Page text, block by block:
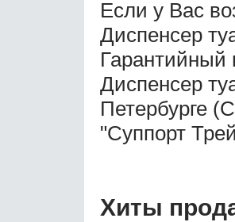
Если у Вас
Диспенсер
Гарантийный
Диспенсер
Петербурге
"Суппорт
Хиты